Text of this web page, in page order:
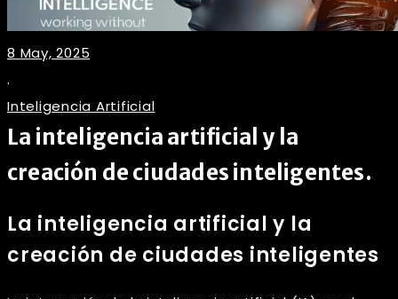
8 May, 2025
.
Inteligencia Artificial
La inteligencia artificial y la
creación de ciudades inteligentes.
La inteligencia artificial y la
creación de ciudades inteligentes